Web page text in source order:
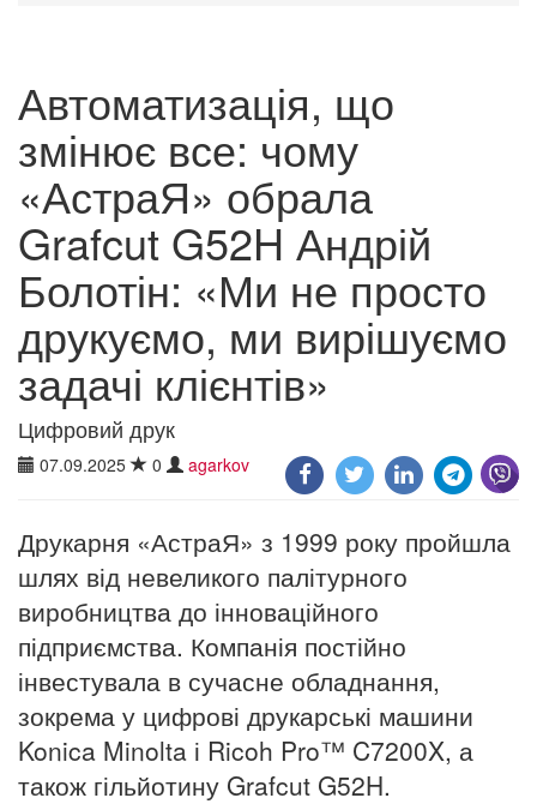
Автоматизація, що
змінює все: чому
«АстраЯ» обрала
Grafcut G52H Андрій
Болотін: «Ми не просто
друкуємо, ми вирішуємо
задачі клієнтів»
Цифровий друк
07.09.2025 0 agarkov
Друкарня «АстраЯ» з 1999 року пройшла
шлях від невеликого палітурного
виробництва до інноваційного
підприємства. Компанія постійно
інвестувала в сучасне обладнання,
зокрема у цифрові друкарські машини
Konica Minolta і Ricoh Pro™ C7200X, а
також гільйотину Grafcut G52H.